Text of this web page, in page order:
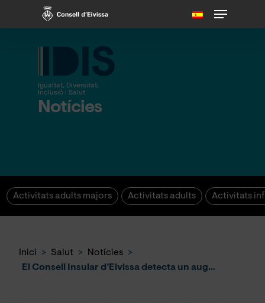
Menu
Igualtat, Diversitat,
Inclusió i Salut
Notícies
Activitats adults majors Activitats adults Activitats
Inici > Salut > Notícies >
El Consell Insular d’Eivissa detecta un augment del consum de pornografia entre els adolescents